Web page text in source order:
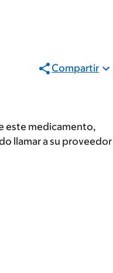
Compartir
este medicamento,
llamar a su proveedor